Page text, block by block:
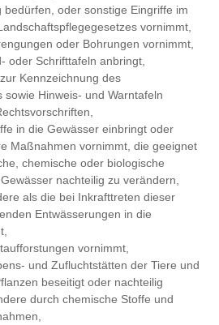
bedürfen, oder sonstige Eingriffe im
vornimmt,
oder Bohrungen vornimmt,
oder Schrifttafeln anbringt,
Kennzeichnung des
sowie Hinweis- und Warntafeln
in die Gewässer einbringt oder
Maßnahmen vornimmt, die geeignet
chemische oder biologische
nachteilig zu verändern,
als die bei Inkrafttreten dieser
Entwässerungen in die
vornimmt,
und Zufluchtstätten der Tiere und
beseitigt oder nachteilig
durch chemische Stoffe und